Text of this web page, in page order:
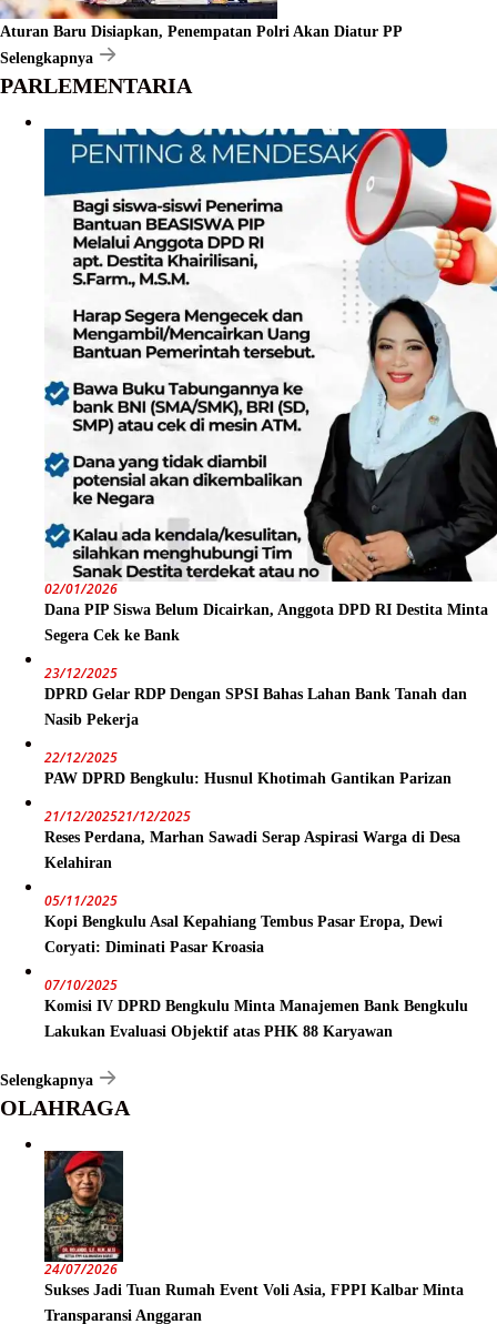
Aturan Baru Disiapkan, Penempatan Polri Akan Diatur PP
Selengkapnya
PARLEMENTARIA
02/01/2026
Dana PIP Siswa Belum Dicairkan, Anggota DPD RI Destita Minta
Segera Cek ke Bank
23/12/2025
DPRD Gelar RDP Dengan SPSI Bahas Lahan Bank Tanah dan
Nasib Pekerja
22/12/2025
PAW DPRD Bengkulu: Husnul Khotimah Gantikan Parizan
21/12/202521/12/2025
Reses Perdana, Marhan Sawadi Serap Aspirasi Warga di Desa
Kelahiran
05/11/2025
Kopi Bengkulu Asal Kepahiang Tembus Pasar Eropa, Dewi
Coryati: Diminati Pasar Kroasia
07/10/2025
Komisi IV DPRD Bengkulu Minta Manajemen Bank Bengkulu
Lakukan Evaluasi Objektif atas PHK 88 Karyawan
Selengkapnya
OLAHRAGA
24/07/2026
Sukses Jadi Tuan Rumah Event Voli Asia, FPPI Kalbar Minta
Transparansi Anggaran